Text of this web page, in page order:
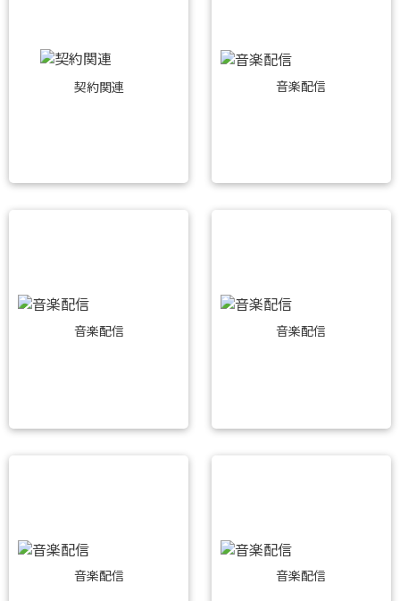
契約関連 音楽配信
音楽配信 音楽配信
音楽配信 音楽配信